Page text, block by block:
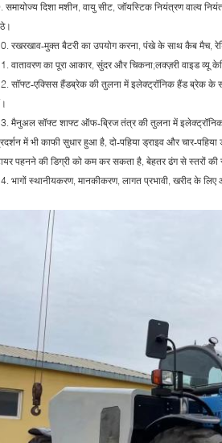
समायोज्य दिशा मशीन, वायु सीट, जॉयस्टिक नियंत्रण वाल्व
रखरखाव-मुक्त बैटरी का उपयोग करना, पंखे के साथ कैब मैच,
वातावरण का पूरा आकार, सुंदर और चिकना;लक्ज़री वाइड व्यू
सॉफ्ट-एक्सिस हैंडब्रेक की तुलना में इलेक्ट्रॉनिक हैंड ब्रेक के
मैनुअल सॉफ्ट शाफ्ट ऑफ-ब्रिज तंत्र की तुलना में
में भी काफी सुधार हुआ है, दो-पहिया ड्राइव और चार-
पहनने की डिग्री को कम कर सकता है, बेहतर ढंग से स्तरों की
भागों स्थानीयकरण, मानकीकरण, लागत प्रभावी, खरीद के